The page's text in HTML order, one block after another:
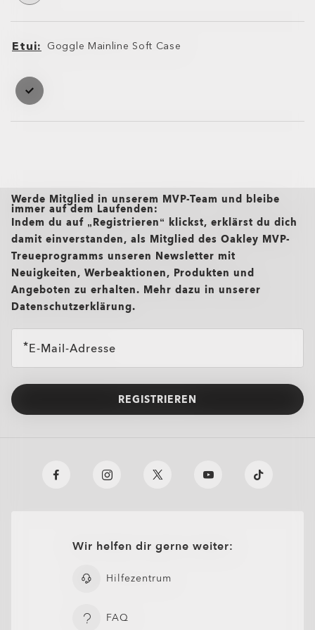
Etui Goggle Mainline Soft Case
Werde Mitglied in unserem MVP-Team und bleibe
immer auf dem Laufenden:
Indem du auf „Registrieren“ klickst, erklärst du dich
damit einverstanden, als Mitglied des Oakley MVP-
Treueprogramms unseren Newsletter mit
Neuigkeiten, Werbeaktionen, Produkten und
Angeboten zu erhalten. Mehr dazu in unserer
Datenschutzerklärung.
E-Mail-Adresse
REGISTRIEREN
Wir helfen dir gerne weiter:
Hilfezentrum
FAQ